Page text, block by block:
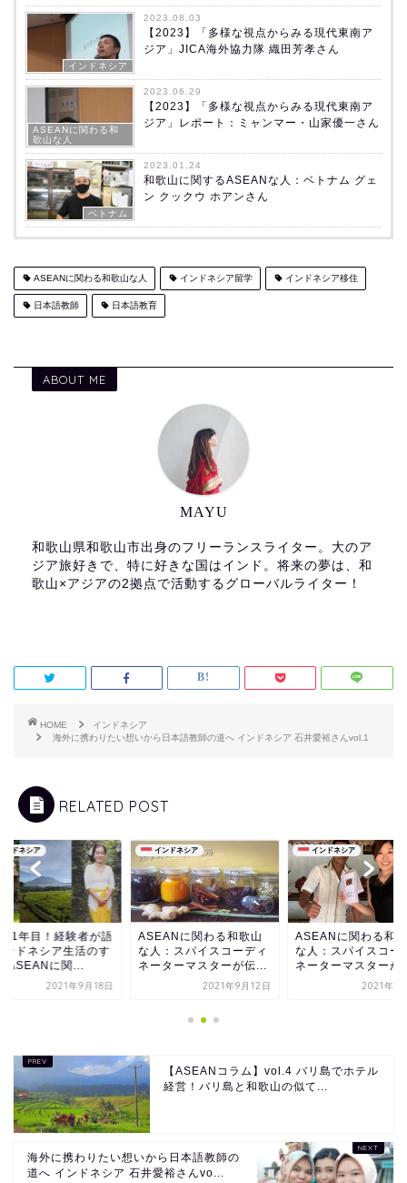
インドネシア
2023.08.03
【2023】「多様な視点からみる現代東南ア
ジア」JICA海外協力隊 織田芳孝さん
ASEANに関わる和
歌山な人
2023.06.29
【2023】「多様な視点からみる現代東南ア
ジア」レポート：ミャンマー・山家優一さん
ベトナム
2023.01.24
和歌山に関するASEANな人：ベトナム グェ
ン クックウ ホアンさん
ASEANに関わる和歌山な人 インドネシア留学 インドネシア移住
日本語教師 日本語教育
ABOUT ME
MAYU
和歌山県和歌山市出身のフリーランスライター。大のア
ジア旅好きで、特に好きな国はインド。将来の夢は、和
歌山×アジアの2拠点で活動するグローバルライター！
HOME
インドネシア
海外に携わりたい想いから日本語教師の道へ インドネシア 石井愛裕さんvol.1
RELATED POST
ンドネシア
21年目！経験者が語
ンドネシア生活のす
ASEANに関...
2021年9月18日
インドネシア
ASEANに関わる和歌山
な人：スパイスコーディ
ネーターマスターが伝...
2021年9月12日
インドネシア
ASEANに関わる和
な人：スパイスコー
ネーターマスターが
2021年9
【ASEANコラム】vol.4 バリ島でホテル
経営！バリ島と和歌山の似て...
海外に携わりたい想いから日本語教師の
道へ インドネシア 石井愛裕さんvo...